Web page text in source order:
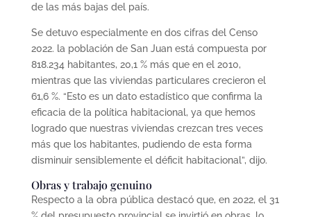
de las más bajas del país.
Se detuvo especialmente en dos cifras del Censo
2022. la población de San Juan está compuesta por
818.234 habitantes, 20,1 % más que en el 2010,
mientras que las viviendas particulares crecieron el
61,6 %. “Esto es un dato estadístico que confirma la
eficacia de la política habitacional, ya que hemos
logrado que nuestras viviendas crezcan tres veces
más que los habitantes, pudiendo de esta forma
disminuir sensiblemente el déficit habitacional”, dijo.
Obras y trabajo genuino
Respecto a la obra pública destacó que, en 2022, el 31